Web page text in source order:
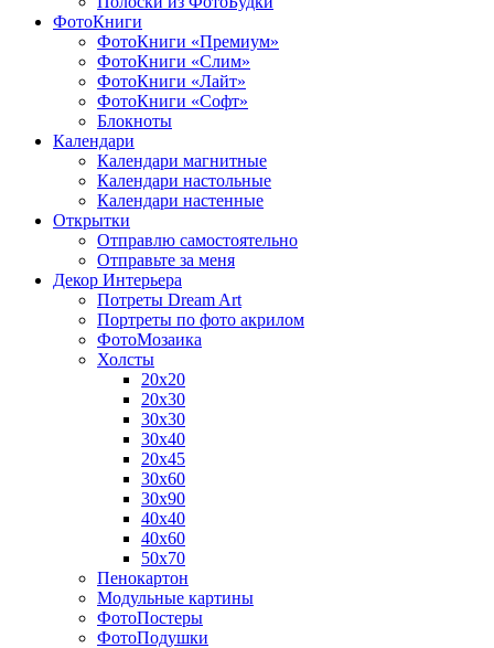
ФотоКниги
ФотоКниги «Премиум»
ФотоКниги «Слим»
ФотоКниги «Лайт»
ФотоКниги «Софт»
Блокноты
Календари
Календари магнитные
Календари настольные
Календари настенные
Открытки
Отправлю самостоятельно
Отправьте за меня
Декор Интерьера
Потреты Dream Art
Портреты по фото акрилом
ФотоМозаика
Холсты
20х20
20х30
30х30
30х40
20х45
30х60
30х90
40х40
40х60
50х70
Пенокартон
Модульные картины
ФотоПостеры
ФотоПодушки